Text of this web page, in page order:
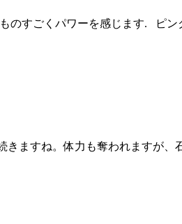
のすごくパワーを感じます. ピ
ますね。体力も奪われますが、